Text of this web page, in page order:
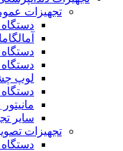
تجهیزات
دستگاه
دستگاه
لوپ
دستگاه
سایر
تجهیزات
دستگاه